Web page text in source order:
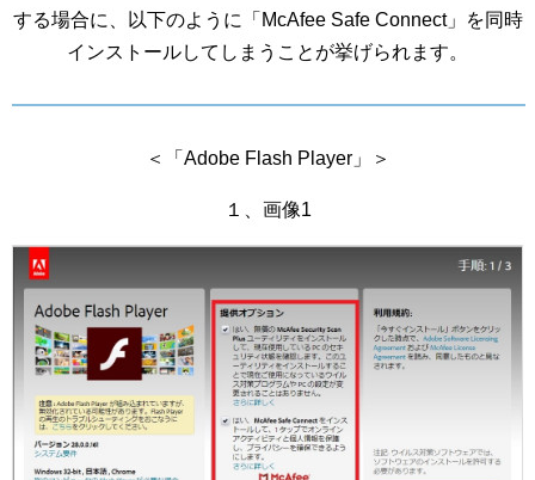
する場合に、以下のように「McAfee Safe Connect」を同時
インストールしてしまうことが挙げられます。
＜「Adobe Flash Player」＞
１、画像1